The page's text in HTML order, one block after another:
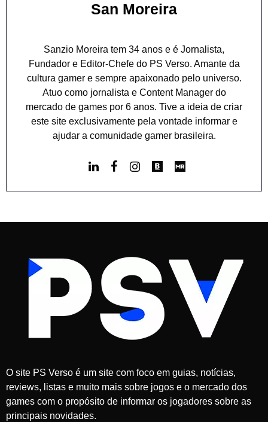
San Moreira
Sanzio Moreira tem 34 anos e é Jornalista,
Fundador e Editor-Chefe do PS Verso. Amante da
cultura gamer e sempre apaixonado pelo universo.
Atuo como jornalista e Content Manager do
mercado de games por 6 anos. Tive a ideia de criar
este site exclusivamente pela vontade informar e
ajudar a comunidade gamer brasileira.
O site PS Verso é um site com foco em guias, notícias,
reviews, listas e muito mais sobre jogos e o mercado dos
games com o propósito de informar os jogadores sobre as
principais novidades.